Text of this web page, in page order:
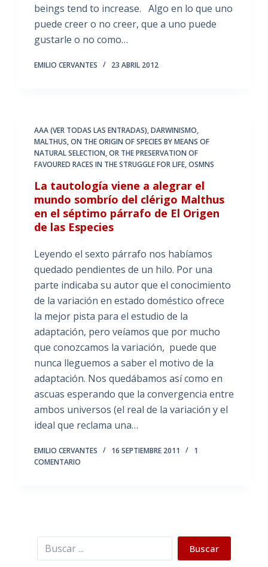
beings tend to increase. Algo en lo que uno
puede creer o no creer, que a uno puede
gustarle o no como…
EMILIO CERVANTES 23 ABRIL 2012
AAA (VER TODAS LAS ENTRADAS),DARWINISMO,
MALTHUS,ON THE ORIGIN OF SPECIES BY MEANS OF
NATURAL SELECTION,OR THE PRESERVATION OF
FAVOURED RACES IN THE STRUGGLE FOR LIFE,OSMNS
La tautología viene a alegrar el
mundo sombrío del clérigo Malthus
en el séptimo párrafo de El Origen
de las Especies
Leyendo el sexto párrafo nos habíamos
quedado pendientes de un hilo. Por una
parte indicaba su autor que el conocimiento
de la variación en estado doméstico ofrece
la mejor pista para el estudio de la
adaptación, pero veíamos que por mucho
que conozcamos la variación, puede que
nunca lleguemos a saber el motivo de la
adaptación. Nos quedábamos así como en
ascuas esperando que la convergencia entre
ambos universos (el real de la variación y el
ideal que reclama una…
EMILIO CERVANTES 16 SEPTIEMBRE 2011
1
COMENTARIO
Buscar Buscar